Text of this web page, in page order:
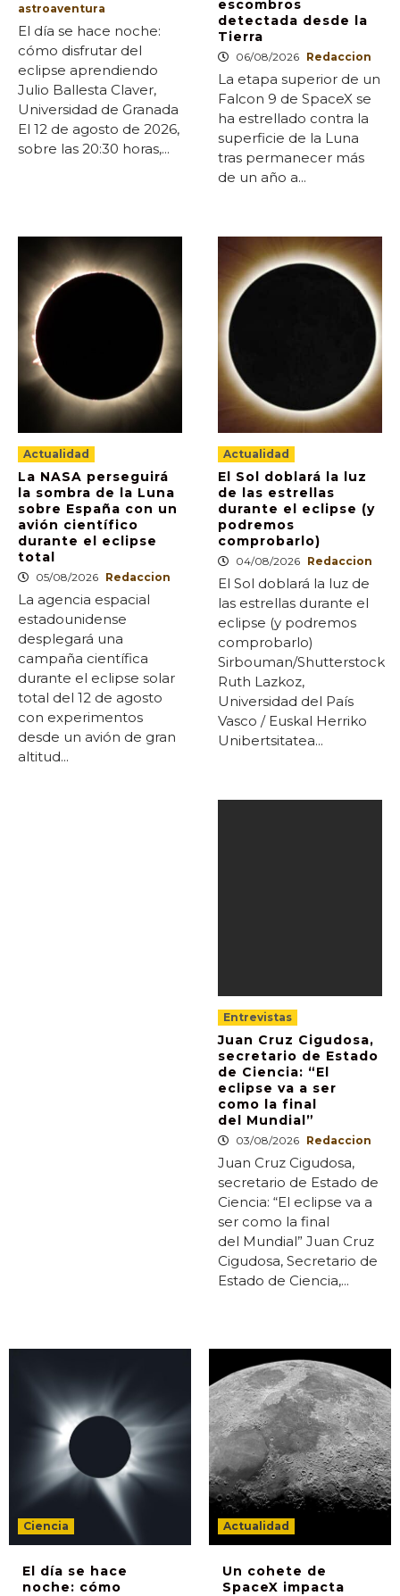
astroaventura
El día se hace noche:
cómo disfrutar del
eclipse aprendiendo
Julio Ballesta Claver,
Universidad de Granada
El 12 de agosto de 2026,
sobre las 20:30 horas,...
escombros
detectada desde la
Tierra
06/08/2026 Redaccion
La etapa superior de un
Falcon 9 de SpaceX se
ha estrellado contra la
superficie de la Luna
tras permanecer más
de un año a...
Actualidad
La NASA perseguirá
la sombra de la Luna
sobre España con un
avión científico
durante el eclipse
total
05/08/2026 Redaccion
La agencia espacial
estadounidense
desplegará una
campaña científica
durante el eclipse solar
total del 12 de agosto
con experimentos
desde un avión de gran
altitud...
Actualidad
El Sol doblará la luz
de las estrellas
durante el eclipse (y
podremos
comprobarlo)
04/08/2026 Redaccion
El Sol doblará la luz de
las estrellas durante el
eclipse (y podremos
comprobarlo)
Sirbouman/Shutterstock
Ruth Lazkoz,
Universidad del País
Vasco / Euskal Herriko
Unibertsitatea...
Entrevistas
Juan Cruz Cigudosa,
secretario de Estado
de Ciencia: “El
eclipse va a ser
como la final
del Mundial”
03/08/2026 Redaccion
Juan Cruz Cigudosa,
secretario de Estado de
Ciencia: “El eclipse va a
ser como la final
del Mundial” Juan Cruz
Cigudosa, Secretario de
Estado de Ciencia,...
Ciencia
El día se hace
noche: cómo
Actualidad
Un cohete de
SpaceX impacta